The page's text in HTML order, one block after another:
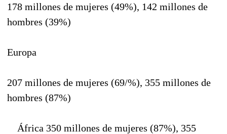
178 millones de mujeres (49%), 142 millones de
hombres (39%)
Europa
207 millones de mujeres (69/%), 355 millones de
hombres (87%)
África 350 millones de mujeres (87%), 355